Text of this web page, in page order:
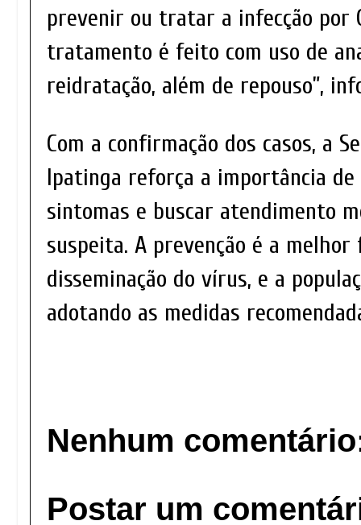
prevenir ou tratar a infecção por
tratamento é feito com uso de
reidratação, além de repouso”,
Com a confirmação dos casos, a
Ipatinga reforça a importância
sintomas e buscar atendimento
suspeita. A prevenção é a
disseminação do vírus, e a
adotando as medidas
Nenhum
Postar um